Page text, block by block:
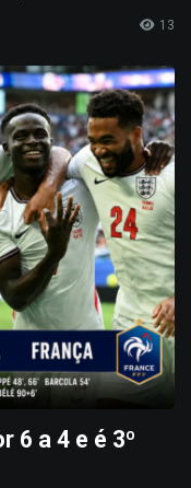
13
6 a 4 e é 3º